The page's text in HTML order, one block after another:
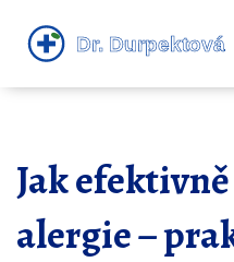
Jak
alergie –